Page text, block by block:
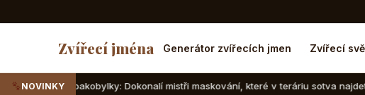
Zvířecí jména Generátor zvířecích jmen Zvířecí
NOVINKYDokonalí mistři maskování, které v teráriu sotva najdete